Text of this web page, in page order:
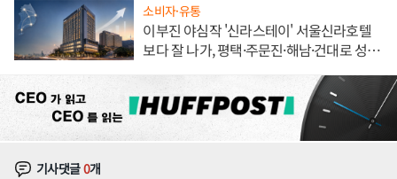
소비자·유통
이부진 야심작 '신라스테이' 서울신라호텔
보다 잘 나가, 평택·주문진·해남·건대로 성
기사댓글0개